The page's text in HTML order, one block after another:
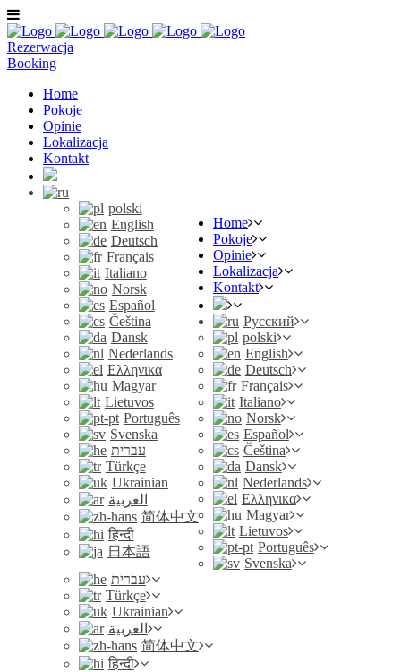
Rezerwacja
Booking
Home
Pokoje
Opinie
Lokalizacja
Kontakt
polski
English
Deutsch
Français
Italiano
Norsk
Español
Čeština
Dansk
Nederlands
Ελληνικα
Magyar
Lietuvos
Português
Svenska
עברית
Türkçe
Ukrainian
العربية
简体中文
हिन्दी
日本語
Home
Pokoje
Opinie
Lokalizacja
Kontakt
Русский
polski
English
Deutsch
Français
Italiano
Norsk
Español
Čeština
Dansk
Nederlands
Ελληνικα
Magyar
Lietuvos
Português
Svenska
עברית
Türkçe
Ukrainian
العربية
简体中文
हिन्दी